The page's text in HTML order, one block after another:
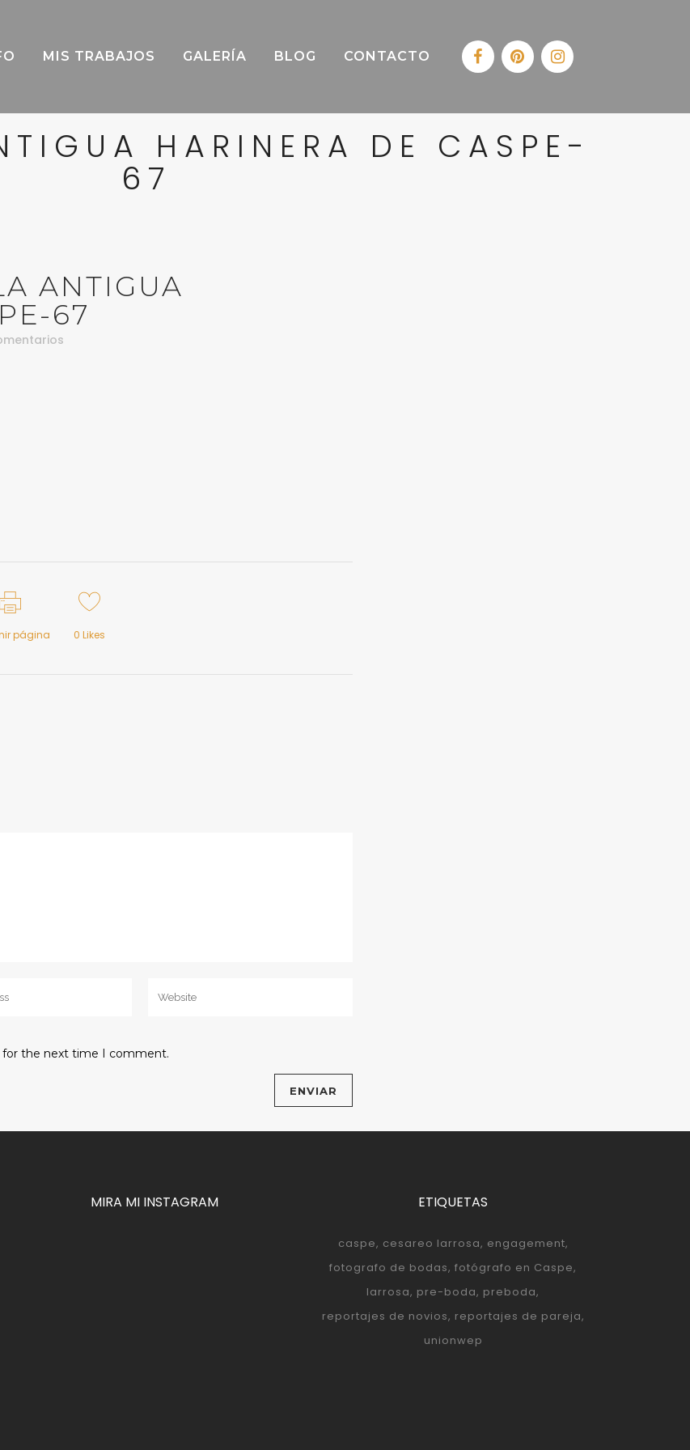
MIS TRABAJOS GALERÍA BLOG CONTACTO
HARINERA DE CASPE-
67
ANTIGUA
67
página 0 Likes
for the next time I comment.
MIRA MI INSTAGRAM ETIQUETAS
caspe cesareo larrosa engagement
fotografo de bodas fotógrafo en Caspe
larrosa pre-boda preboda
reportajes de novios reportajes de pareja
unionwep